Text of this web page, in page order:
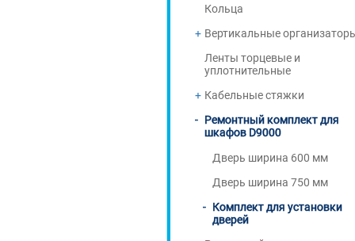
Кольца
Вертикальные
Ленты торцевые и
уплотнительные
Кабельные стяжки
Ремонтный комплект для
шкафов D9000
Дверь ширина 600 мм
Дверь ширина 750 мм
Комплект для установки
дверей